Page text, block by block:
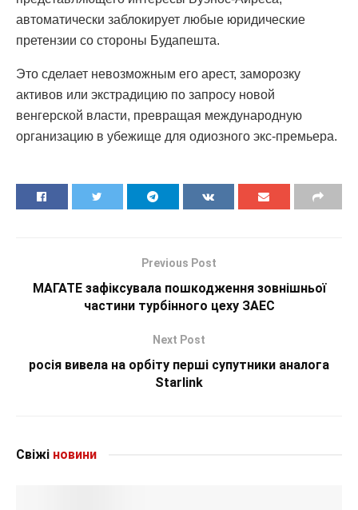
автоматически заблокирует любые юридические
претензии со стороны Будапешта.
Это сделает невозможным его арест, заморозку
активов или экстрадицию по запросу новой
венгерской власти, превращая международную
организацию в убежище для одиозного экс-премьера.
Previous Post
МАГАТЕ зафіксувала пошкодження зовнішньої
частини турбінного цеху ЗАЕС
Next Post
росія вивела на орбіту перші супутники аналога
Starlink
Свіжі новини